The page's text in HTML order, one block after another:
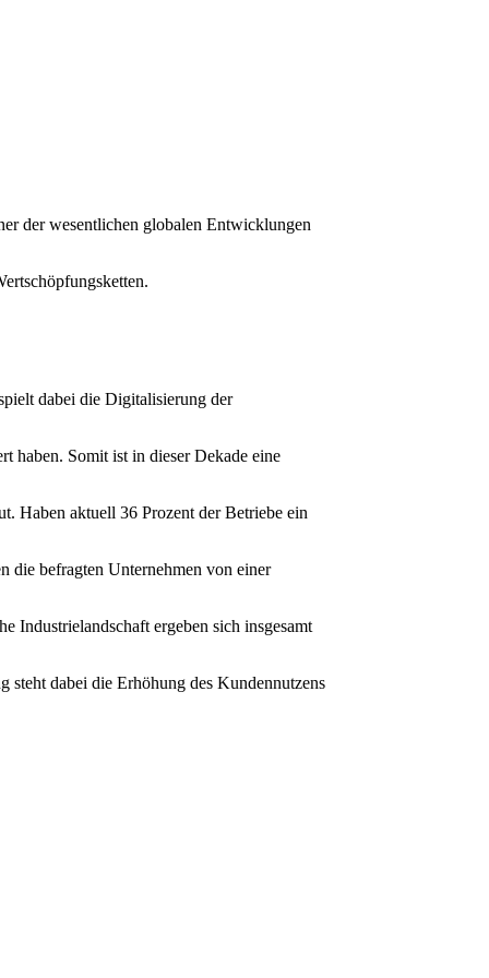
der wesentlichen globalen Entwicklungen
dabei die Digitalisierung der
haben. Somit ist in dieser Dekade eine
Haben aktuell 36 Prozent der Betriebe ein
die befragten Unternehmen von einer
Industrielandschaft ergeben sich insgesamt
dabei die Erhöhung des Kundennutzens